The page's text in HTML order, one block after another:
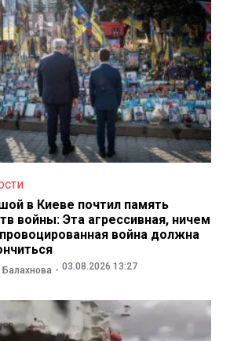
в Киеве почтил память
войны: Эта агрессивная, ничем
война должна
Балахнова 03.08.2026 13:27